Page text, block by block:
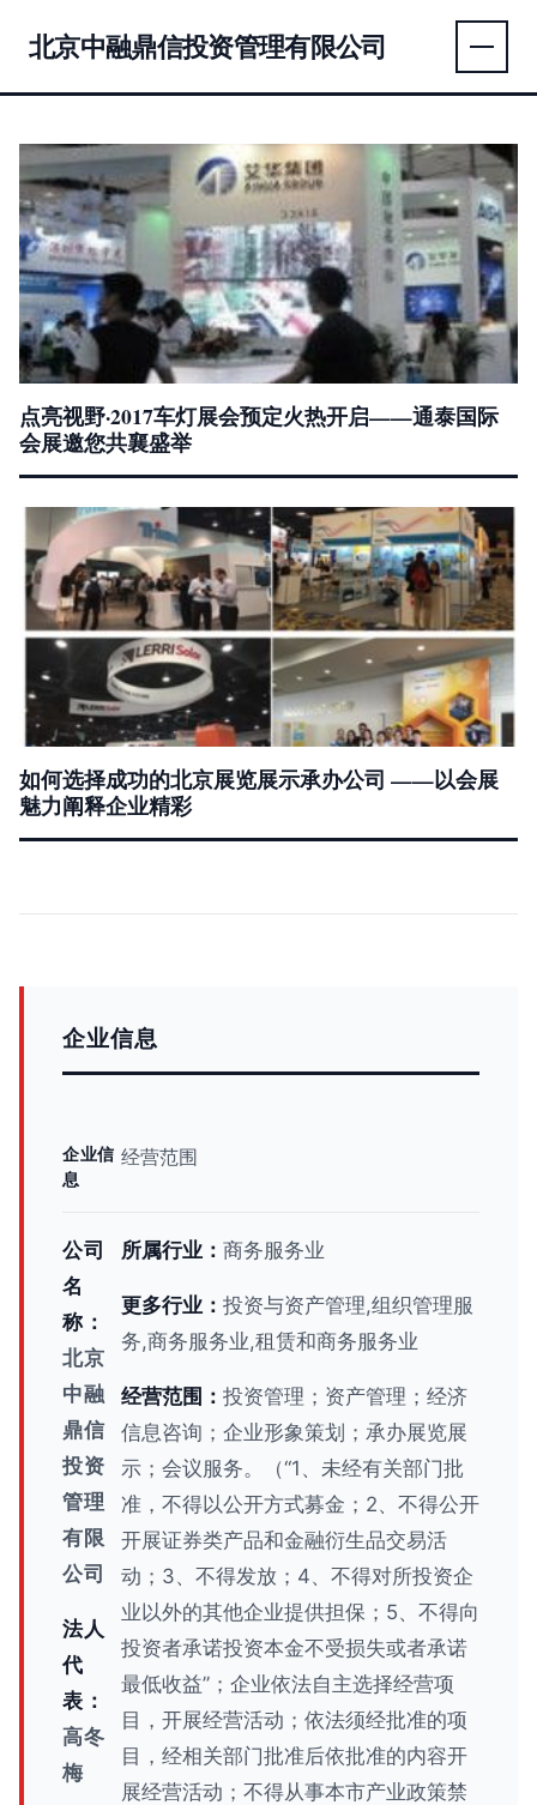
北京中融鼎信投资管理有限公司
点亮视野·2017车灯展会预定火热开启——通泰国际
会展邀您共襄盛举
如何选择成功的北京展览展示承办公司 ——以会展
魅力阐释企业精彩
企业信息
企业信
息
经营范围
公司
名
称：
北京
中融
鼎信
投资
管理
有限
公司
法人
代
表：
高冬
梅
所属行业： 商务服务业
更多行业： 投资与资产管理,组织管理服
务,商务服务业,租赁和商务服务业
经营范围： 投资管理；资产管理；经济
信息咨询；企业形象策划；承办展览展
示；会议服务。（“1、未经有关部门批
准，不得以公开方式募金；2、不得公开
开展证券类产品和金融衍生品交易活
动；3、不得发放；4、不得对所投资企
业以外的其他企业提供担保；5、不得向
投资者承诺投资本金不受损失或者承诺
最低收益”；企业依法自主选择经营项
目，开展经营活动；依法须经批准的项
目，经相关部门批准后依批准的内容开
展经营活动；不得从事本市产业政策禁